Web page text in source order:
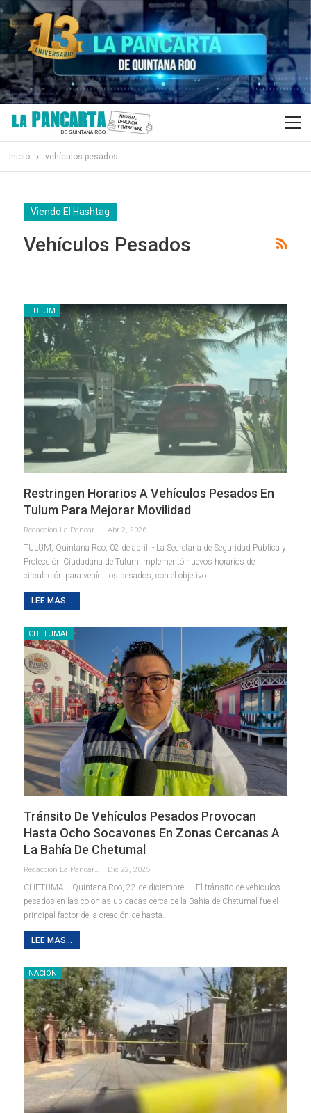
Inicio vehículos pesados
Viendo El Hashtag
Vehículos Pesados
TULUM
Restringen Horarios A Vehículos Pesados En
Tulum Para Mejorar Movilidad
Redaccion La Pancarta De Quintana Roo Abr 2, 2026
TULUM, Quintana Roo, 02 de abril. - La Secretaría de Seguridad Pública y
Protección Ciudadana de Tulum implementó nuevos horarios de
circulación para vehículos pesados, con el objetivo…
LEE MAS...
CHETUMAL
Tránsito De Vehículos Pesados Provocan
Hasta Ocho Socavones En Zonas Cercanas A
La Bahía De Chetumal
Redaccion La Pancarta De Quintana Roo Dic 22, 2025
CHETUMAL, Quintana Roo, 22 de diciembre. – El tránsito de vehículos
pesados en las colonias ubicadas cerca de la Bahía de Chetumal fue el
principal factor de la creación de hasta…
LEE MAS...
NACIÓN